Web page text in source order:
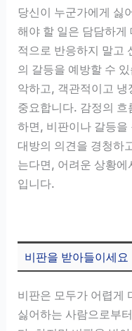
당신이 누군가에게 싫
해야 할 일은 담담하게
적으로 반응하지 말고
의 갈등을 예방할 수
악하고, 객관적이고
중요합니다. 감정의
하면, 비판이나 갈등
대방의 의견을 경청하
는다면, 어려운 상황에
입니다.
비판을 받아들이세요
비판은 모두가 어렵게
싫어하는 사람으로부